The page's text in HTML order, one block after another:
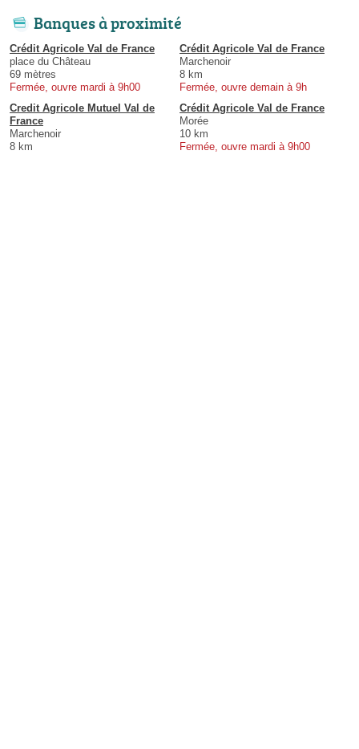
Banques à proximité
Crédit Agricole Val de France
place du Château
69 mètres
Fermée, ouvre mardi à 9h00
Crédit Agricole Val de France
Marchenoir
8 km
Fermée, ouvre demain à 9h
Credit Agricole Mutuel Val de
France
Marchenoir
8 km
Crédit Agricole Val de France
Morée
10 km
Fermée, ouvre mardi à 9h00